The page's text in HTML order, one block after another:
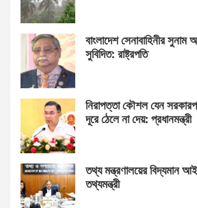
বাংলাদেশ সেনাবাহিনীর সুনাম
সুবিদিত: রাষ্ট্রপতি
নিরাপত্তা কৌশল যেন
দূরে ঠেলে না দেয়: প্রধানমন্ত্রী
তথ্য মন্ত্রণালয়ের বিদ্যমান
তথ্যমন্ত্রী